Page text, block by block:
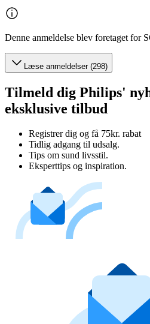
Denne anmeldelse blev foretaget for
Læse anmeldelser (298)
Tilmeld dig Philips'
eksklusive tilbud
Registrer dig og få 75kr. rabat
Tidlig adgang til udsalg.
Tips om sund livsstil.
Eksperttips og inspiration.